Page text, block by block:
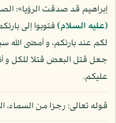
إبراهيم قد صدقت الرؤيا»: الصافات - 105،
(عليه السلام)فتوبوا إلى
لكم عند بارئكم، و أمضى الله
جعل قتل البعض قتلا للكل و
عليكم.
قوله تعالى: رجزا من السماء،